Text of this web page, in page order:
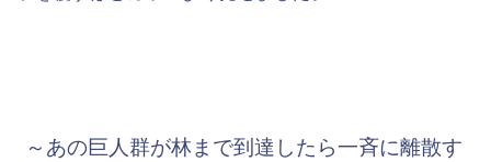
～あの巨人群が林まで到達したら一斉に離散す